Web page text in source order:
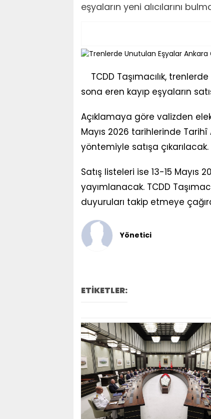
eşyaların yeni alıcılarını
TCDD Taşımacılık,
sona eren kayıp eşyaların
Açıklamaya göre valizden
Mayıs 2026 tarihlerinde
yöntemiyle satışa çıkarılacak.
Satış listeleri ise 13-15
yayımlanacak. TCDD
duyuruları takip etmeye
Yönetici
ETİKETLER: